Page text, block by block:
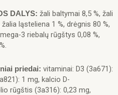
DALYS: žali baltymai 8,5 %, žali
ląsteliena 1 %, drėgnis 80 %,
3 riebalų rūgštys 0,08 %,
priedai: vitaminai: D3 (3а671):
1 mg, kalcio D-
rūgštis (3а316): 0,23 mg,